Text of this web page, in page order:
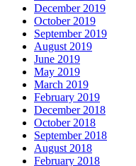
December 2019
October 2019
September 2019
August 2019
June 2019
May 2019
March 2019
February 2019
December 2018
October 2018
September 2018
August 2018
February 2018